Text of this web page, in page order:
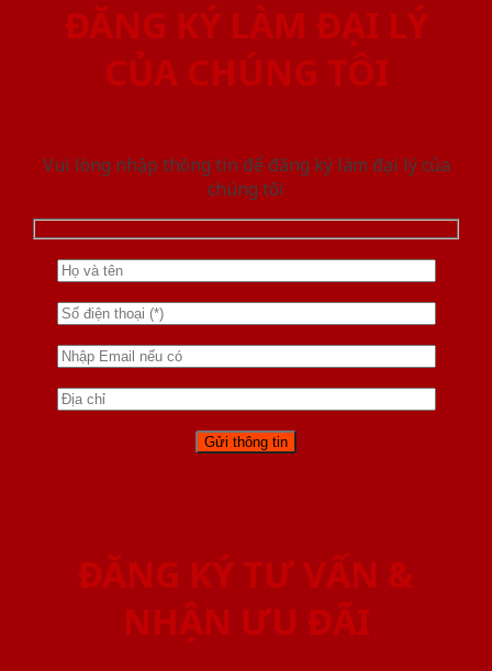
ĐĂNG KÝ LÀM ĐẠI LÝ
CỦA CHÚNG TÔI
Vui lòng nhập thông tin để đăng ký làm đại lý của
chúng tôi
ĐĂNG KÝ TƯ VẤN &
NHẬN ƯU ĐÃI